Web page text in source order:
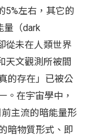
5%左右，其它的
量（dark
從未在人類世界
天文觀測所被間
的存在」已被公
。在宇宙學中，
主流的暗能量形
暗物質形式、即